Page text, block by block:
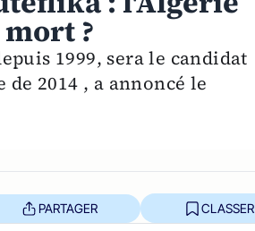
?
1999, sera le candidat
2014 , a annoncé le
PARTAGER CLASSER